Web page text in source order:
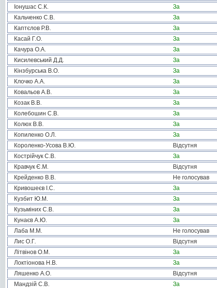
Іонушас С.К.
За
Кальченко С.В.
За
Каптєлов Р.В.
За
Касай Г.О.
За
Качура О.А.
За
Кисилевський Д.Д.
За
Кінзбурська В.О.
За
Клочко А.А.
За
Ковальов А.В.
За
Козак В.В.
За
Колебошин С.В.
За
Колюх В.В.
За
Копиленко О.Л.
За
Короленко-Усова В.Ю.
Відсутня
Кострійчук С.В.
За
Кравчук Є.М.
Відсутня
Крейденко В.В.
Не голосував
Кривошеєв І.С.
За
Кузбит Ю.М.
За
Кузьміних С.В.
За
Кунаєв А.Ю.
За
Лаба М.М.
Не голосував
Лис О.Г.
Відсутня
Літвінов О.М.
За
Локтіонова Н.В.
За
Ляшенко А.О.
Відсутня
Мандзій С.В.
За